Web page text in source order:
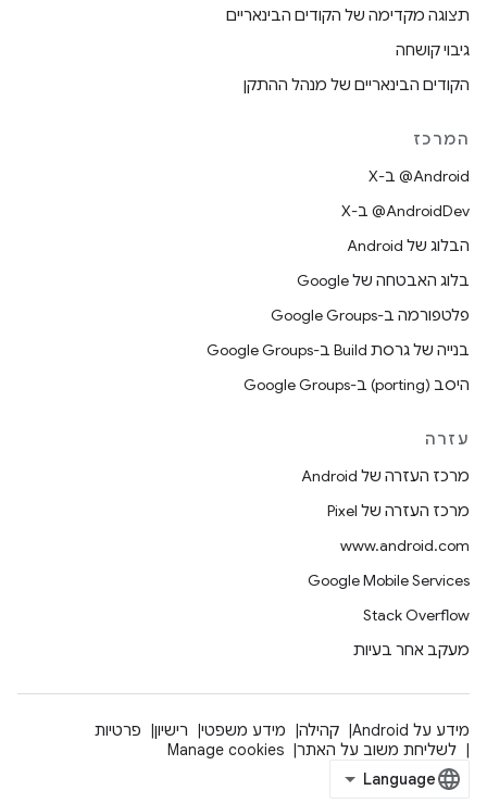
תצוגה מקדימה של הקודים הבינאריים
גיבוי קושחה
הקודים הבינאריים של מנהל ההתקן
המרכז
‫‎@Android ב-X
‫‎@AndroidDev ב-X
הבלוג של Android
בלוג האבטחה של Google
פלטפורמה ב-Google Groups
בנייה של גרסת Build ב-Google Groups
היסב (porting) ב-Google Groups
עזרה
מרכז העזרה של Android
מרכז העזרה של Pixel
www.android.com
Google Mobile Services
Stack Overflow
מעקב אחר בעיות
מידע על Android קהילה מידע משפטי רישיון
פרטיות
לשליחת משוב על האתר
Manage cookies